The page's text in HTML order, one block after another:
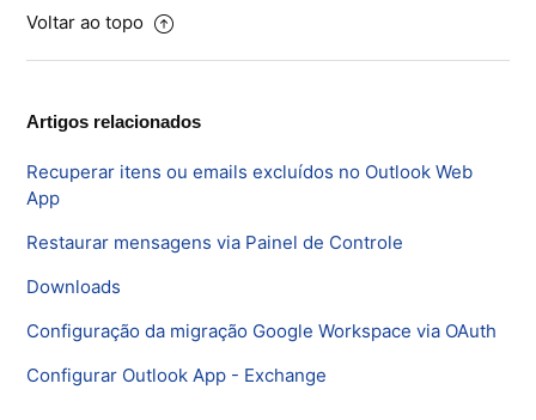
Voltar ao topo
Artigos relacionados
Recuperar itens ou emails excluídos no Outlook Web
App
Restaurar mensagens via Painel de Controle
Downloads
Configuração da migração Google Workspace via OAuth
Configurar Outlook App - Exchange